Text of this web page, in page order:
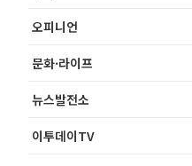
오피니언
문화·라이프
뉴스발전소
이투데이TV